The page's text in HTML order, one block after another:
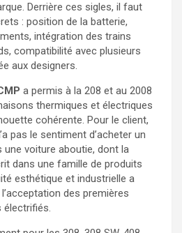
Derrière ces sigles, il faut
: position de la batterie,
intégration des trains
compatibilité avec plusieurs
aux designers.
a permis à la 208 et au 2008
thermiques et électriques
cohérente. Pour le client,
pas le sentiment d’acheter un
une voiture aboutie, dont la
dans une famille de produits
esthétique et industrielle a
des premières
électrifiés.